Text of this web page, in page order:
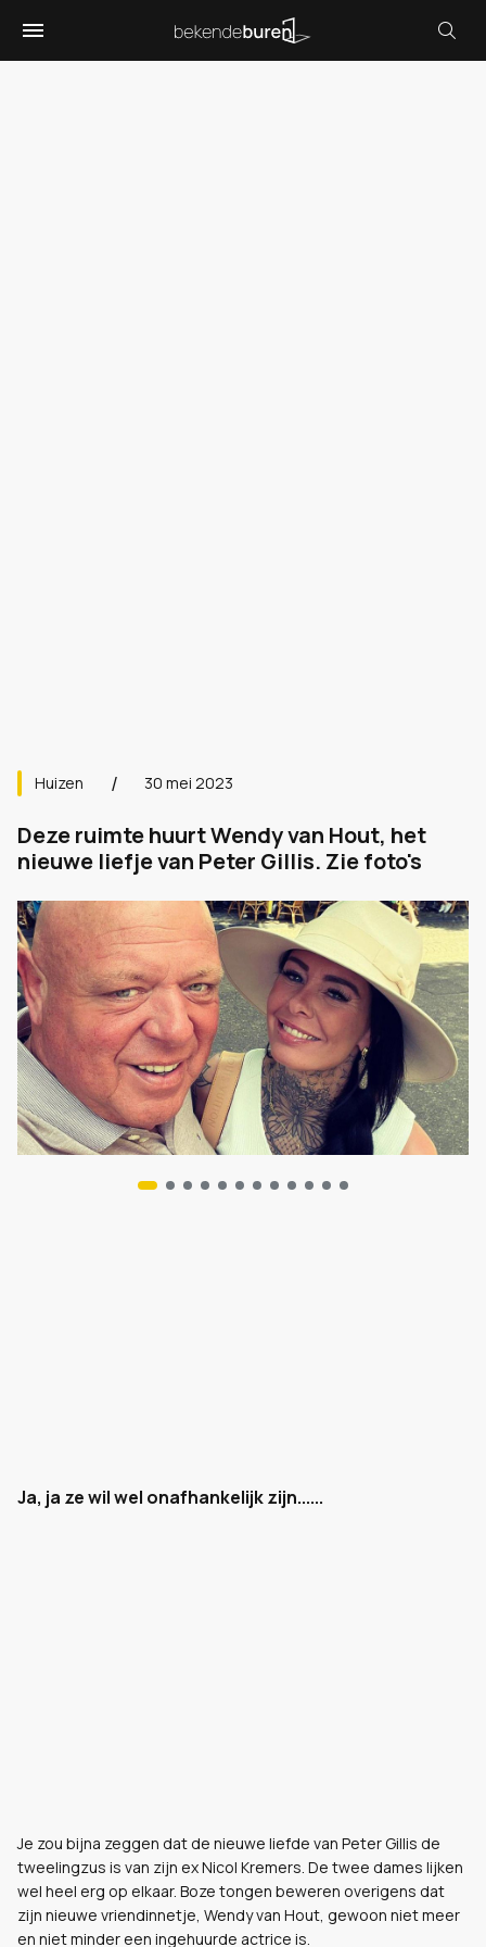
Huizen 30 mei 2023
Deze ruimte huurt Wendy van Hout, het
nieuwe liefje van Peter Gillis. Zie foto's
Ja, ja ze wil wel onafhankelijk zijn......
Je zou bijna zeggen dat de nieuwe liefde van Peter Gillis de
tweelingzus is van zijn ex Nicol Kremers. De twee dames lijken
wel heel erg op elkaar. Boze tongen beweren overigens dat
zijn nieuwe vriendinnetje, Wendy van Hout, gewoon niet meer
en niet minder een ingehuurde actrice is.